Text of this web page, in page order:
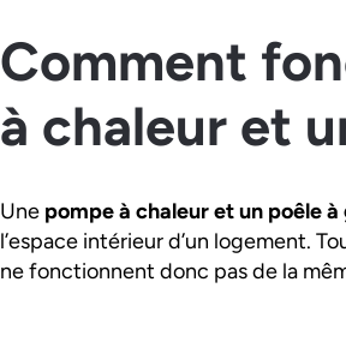
Comment
à chaleur et
Une pompe à chaleur et un poêle à
l’espace intérieur d’un logement.
ne fonctionnent donc pas de la